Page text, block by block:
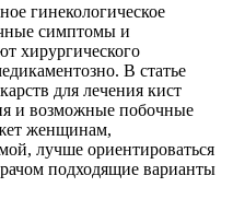
гинекологическое
симптомы и
хирургического
В статье
для лечения кист
и возможные побочные
женщинам,
лучше ориентироваться
подходящие варианты